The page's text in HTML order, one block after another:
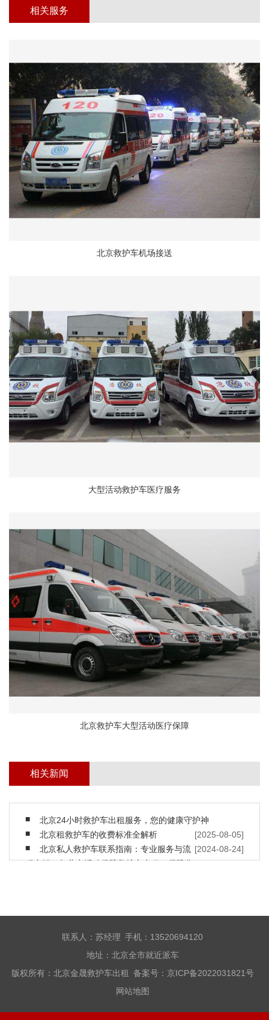
相关服务
北京救护车机场接送
大型活动救护车医疗服务
北京救护车大型活动医疗保障
相关新闻
北京24小时救护车出租服务，您的健康守护神
[2025-08-05]
北京租救护车的收费标准全解析
[2024-08-24]
北京私人救护车联系指南：专业服务与流
程全解
[2024-08-24]
2023年北京活动保障救护车出租，保障您
[2023-06-01]
救护车与私家车在哪些地方不同
救护车防火的方法及注意事项
[2022-12-09]
现代救护车有什么特点?
胸外按压和徒手心肺复苏的区别
联系人：苏经理 手机：13520694120
地址：北京全市就近派车
版权所有：北京金晟救护车出租 备案号： 京ICP备2022031821号
网站地图